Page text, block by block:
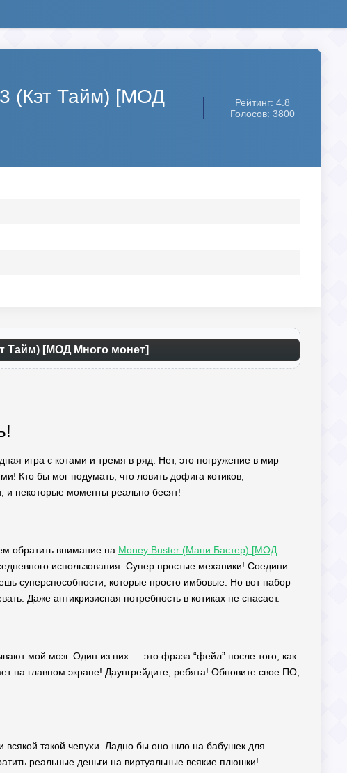
(Кэт Тайм) [МОД
Рейтинг: 4.8
Голосов: 3800
Тайм) [МОД Много монет]
игра с котами и тремя в ряд. Нет, это погружение в мир
Кто бы мог подумать, что ловить дофига котиков,
и некоторые моменты реально бесят!
обратить внимание на Money Buster (Мани Бастер) [МОД
использования. Супер простые механики! Соедини
суперспособности, которые просто имбовые. Но вот набор
Даже антикризисная потребность в котиках не спасает.
мой мозг. Один из них — это фраза “фейл” после того, как
на главном экране! Даунгрейдите, ребята! Обновите свое ПО,
всякой такой чепухи. Ладно бы оно шло на бабушек для
реальные деньги на виртуальные всякие плюшки!